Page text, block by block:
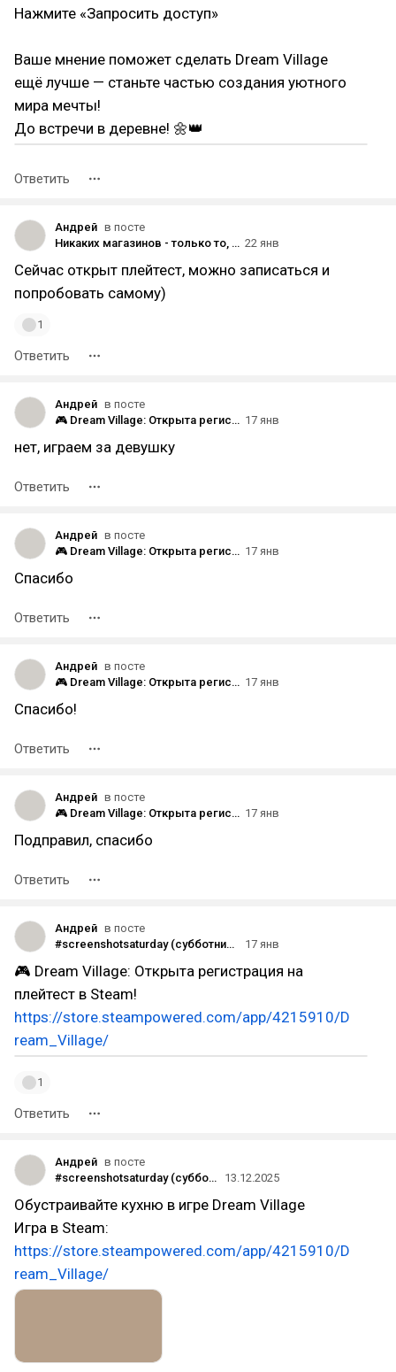
Нажмите «Запросить доступ»
Ваше мнение поможет сделать Dream Village
ещё лучше — станьте частью создания уютного
мира мечты!
До встречи в деревне! 🌼👑
Ответить
Андрей в посте
Никаких магазинов - только то, что поймаешь сам. Сегодня: куриный суп! 🍜 22 янв
Сейчас открыт плейтест, можно записаться и
попробовать самому)
1
Ответить
Андрей в посте
🎮 Dream Village: Открыта регистрация на плейтест в Steam! 17 янв
нет, играем за девушку
Ответить
Андрей в посте
🎮 Dream Village: Открыта регистрация на плейтест в Steam! 17 янв
Спасибо
Ответить
Андрей в посте
🎮 Dream Village: Открыта регистрация на плейтест в Steam! 17 янв
Спасибо!
Ответить
Андрей в посте
🎮 Dream Village: Открыта регистрация на плейтест в Steam! 17 янв
Подправил, спасибо
Ответить
Андрей в посте
#screenshotsaturday (субботний скриншот) на DTF 17.01.2026
17 янв
🎮 Dream Village: Открыта регистрация на
плейтест в Steam!
https://store.steampowered.com/app/4215910/D
ream_Village/
1
Ответить
Андрей в посте
#screenshotsaturday (субботний скриншот) на DTF 13.12.2025
13.12.2025
Обустраивайте кухню в игре Dream Village
Игра в Steam:
https://store.steampowered.com/app/4215910/D
ream_Village/